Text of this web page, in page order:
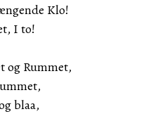
Klo!
I to!
og Rummet,
blaa,